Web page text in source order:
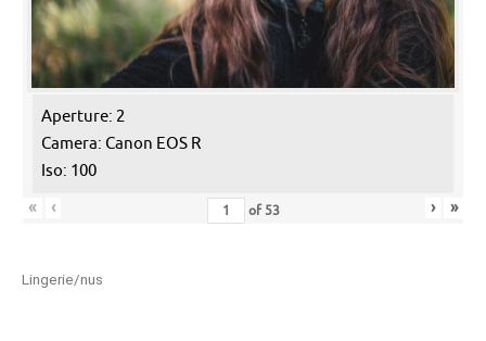
Aperture: 2
Camera: Canon EOS R
Iso: 100
«
‹ of 53 › »
Lingerie/nus